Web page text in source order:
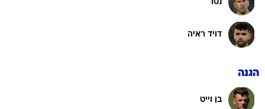
נטו
דויד ראיה
הגנה
בן וייט